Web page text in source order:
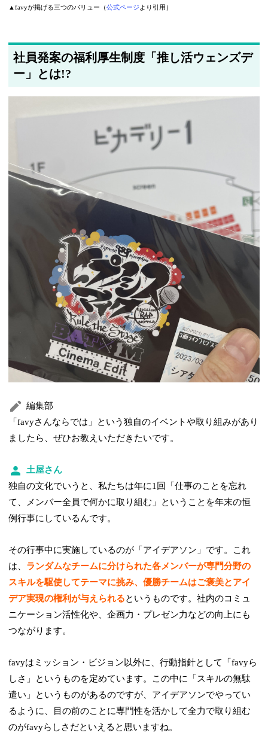
▲favyが掲げる三つのバリュー（公式ページ より引用）
社員発案の福利厚生制度「推し活ウェンズデ
ー」とは!?
編集部
「favyさんならでは」という独自のイベントや取り組みがあり
ましたら、ぜひお教えいただきたいです。
土屋さん
独自の文化でいうと、私たちは年に1回「仕事のことを忘れ
て、メンバー全員で何かに取り組む」ということを年末の恒
例行事にしているんです。
その行事中に実施しているのが「アイデアソン」です。これ
は、 ランダムなチームに分けられた各メンバーが専門分野の
スキルを駆使してテーマに挑み、優勝チームはご褒美とアイ
デア実現の権利が与えられるというものです。社内のコミュ
ニケーション活性化や、企画力・プレゼン力などの向上にも
つながります。
favyはミッション・ビジョン以外に、行動指針として「favyら
しさ」というものを定めています。この中に「スキルの無駄
遣い」というものがあるのですが、アイデアソンでやってい
るように、目の前のことに専門性を活かして全力で取り組む
のがfavyらしさだといえると思いますね。